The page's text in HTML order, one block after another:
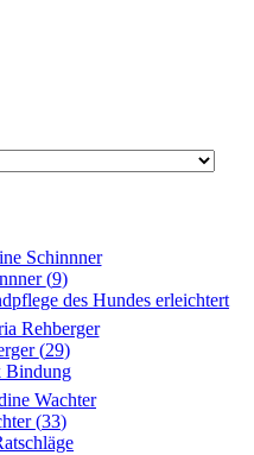
(9)
des Hundes erleichtert
(29)
Bindung
(33)